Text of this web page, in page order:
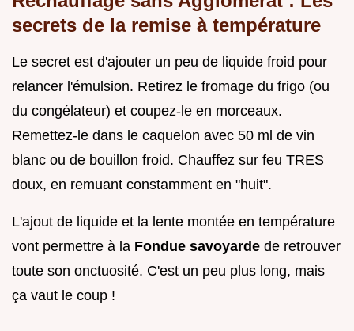
secrets de la remise à température
Le secret est d'ajouter un peu de liquide froid pour
relancer l'émulsion. Retirez le fromage du frigo (ou
du congélateur) et coupez-le en morceaux.
Remettez-le dans le caquelon avec 50 ml de vin
blanc ou de bouillon froid. Chauffez sur feu TRES
doux, en remuant constamment en "huit".
L'ajout de liquide et la lente montée en température
vont permettre à la Fondue savoyarde de retrouver
toute son onctuosité. C'est un peu plus long, mais
ça vaut le coup !